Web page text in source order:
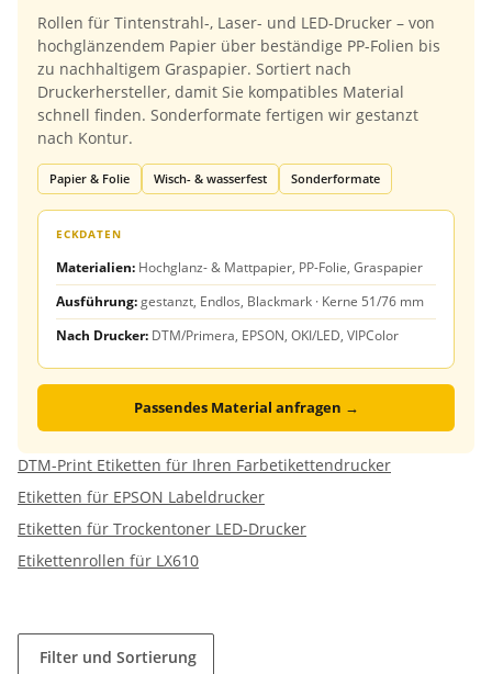
Rollen für Tintenstrahl-, Laser- und LED-Drucker – von
hochglänzendem Papier über beständige PP-Folien bis
zu nachhaltigem Graspapier. Sortiert nach
Druckerhersteller, damit Sie kompatibles Material
schnell finden. Sonderformate fertigen wir gestanzt
nach Kontur.
Papier & Folie Wisch- & wasserfest Sonderformate
ECKDATEN
Materialien: Hochglanz- & Mattpapier, PP-Folie, Graspapier
Ausführung:gestanzt, Endlos, Blackmark · Kerne 51/76 mm
Nach Drucker: DTM/Primera, EPSON, OKI/LED, VIPColor
Passendes Material anfragen →
DTM-Print Etiketten für Ihren Farbetikettendrucker
Etiketten für EPSON Labeldrucker
Etiketten für Trockentoner LED-Drucker
Etikettenrollen für LX610
Filter und Sortierung